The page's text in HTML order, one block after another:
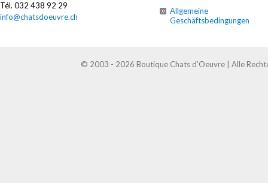
Tél. 032 438 92 29
info@chatsdoeuvre.ch
Allgemeine
Geschäftsbedingungen
© 2003 - 2026 Boutique Chats d'Oeuvre | Alle